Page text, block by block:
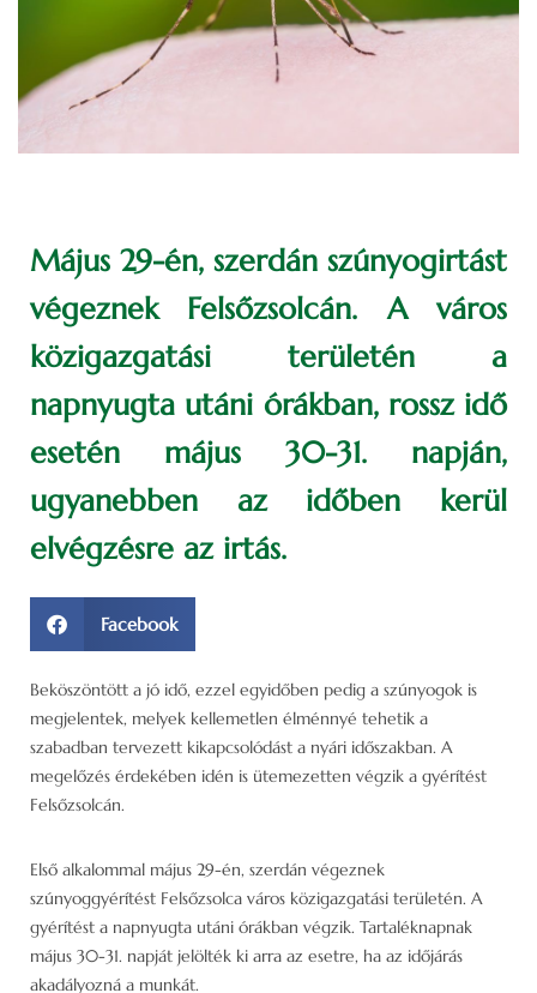
Május 29-én, szerdán szúnyogirtást
végeznek Felsőzsolcán. A város
közigazgatási területén a
napnyugta utáni órákban, rossz idő
esetén május 30-31. napján,
ugyanebben az időben kerül
elvégzésre az irtás.
Facebook
Beköszöntött a jó idő, ezzel egyidőben pedig a szúnyogok is
megjelentek, melyek kellemetlen élménnyé tehetik a
szabadban tervezett kikapcsolódást a nyári időszakban. A
megelőzés érdekében idén is ütemezetten végzik a gyérítést
Felsőzsolcán.
Első alkalommal május 29-én, szerdán végeznek
szúnyoggyérítést Felsőzsolca város közigazgatási területén. A
gyérítést a napnyugta utáni órákban végzik. Tartaléknapnak
május 30-31. napját jelölték ki arra az esetre, ha az időjárás
akadályozná a munkát.